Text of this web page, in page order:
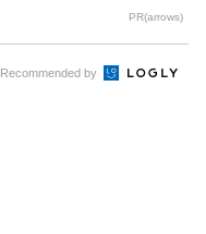
PR(arrows)
Recommended by